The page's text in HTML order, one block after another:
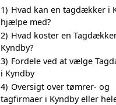
1) Hvad kan en tagdækker i
hjælpe med?
2) Hvad koster en
Kyndby?
3) Fordele ved at vælge
i Kyndby
4) Oversigt over tømrer- og
tagfirmaer i Kyndby eller